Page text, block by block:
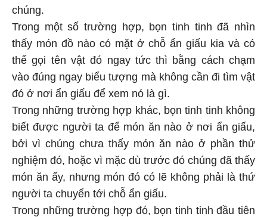
chúng.
Trong một số trường hợp, bọn tinh tinh đã nhìn
thấy món đồ nào có mặt ở chỗ ẩn giấu kia và có
thể gọi tên vật đó ngay tức thì bằng cách chạm
vào đúng ngay biểu tượng mà không cần đi tìm vật
đó ở nơi ẩn giấu để xem nó là gì.
Trong những trường hợp khác, bọn tinh tinh không
biết được người ta để món ăn nào ở nơi ẩn giấu,
bởi vì chúng chưa thấy món ăn nào ở phần thử
nghiệm đó, hoặc vì mặc dù trước đó chúng đã thấy
món ăn ấy, nhưng món đó có lẽ không phải là thứ
người ta chuyển tới chỗ ẩn giấu.
Trong những trường hợp đó, bọn tinh tinh đầu tiên